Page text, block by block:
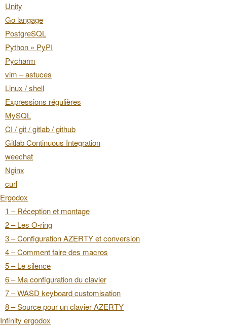
Unity
Go langage
PostgreSQL
Python » PyPI
Pycharm
vim – astuces
Linux / shell
Expressions régulières
MySQL
CI / git / gitlab / github
Gitlab Continuous Integration
weechat
Nginx
curl
Ergodox
1 – Réception et montage
2 – Les O-ring
3 – Configuration AZERTY et conversion
4 – Comment faire des macros
5 – Le silence
6 – Ma configuration du clavier
7 – WASD keyboard customisation
8 – Source pour un clavier AZERTY
Infinity ergodox